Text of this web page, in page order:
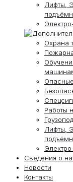
Лифты,
Охрана
Работы
Лифты,
Сведения о
Новости
Контакты